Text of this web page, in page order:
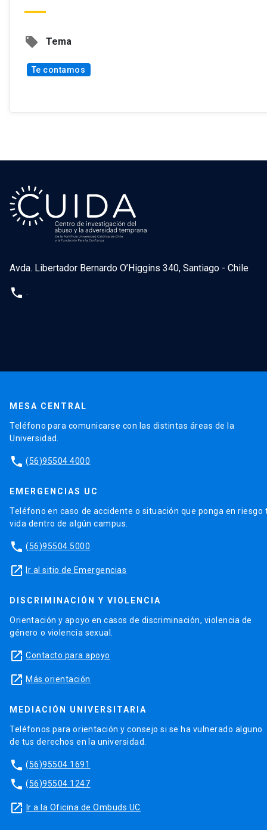
local_offer Tema
Te contamos
Avda. Libertador Bernardo O’Higgins 340, Santiago - Chile
phone .
MESA CENTRAL
Teléfono para comunicarse con las distintas áreas de la
Universidad.
phone (56)95504 4000
EMERGENCIAS UC
Teléfono en caso de accidente o situación que ponga en riesgo
vida dentro de algún campus.
phone (56)95504 5000
launch Ir al sitio de Emergencias
DISCRIMINACIÓN Y VIOLENCIA
Orientación y apoyo en casos de discriminación, violencia de
género o violencia sexual.
launch Contacto para apoyo
launch Más orientación
MEDIACIÓN UNIVERSITARIA
Teléfonos para orientación y consejo si se ha vulnerado alguno
de tus derechos en la universidad.
phone (56)95504 1691
phone (56)95504 1247
launch Ir a la Oficina de Ombuds UC